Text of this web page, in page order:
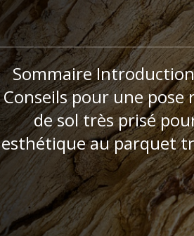
Sommaire
Conseils pour une
de sol très prisé
esthétique au parquet